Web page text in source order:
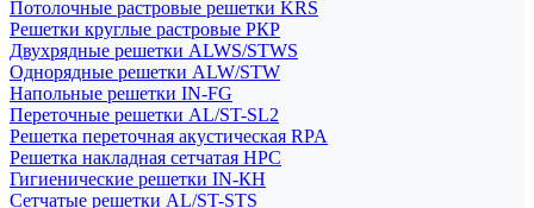
Потолочные растровые решетки KRS
Решетки круглые растровые РКР
Двухрядные решетки ALWS/STWS
Однорядные решетки ALW/STW
Напольные решетки IN-FG
Переточные решетки AL/ST-SL2
Решетка переточная акустическая RPA
Решетка накладная сетчатая НРС
Гигиенические решетки IN-КН
Сетчатые решетки AL/ST-STS